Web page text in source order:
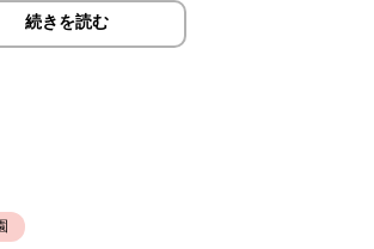
続きを読む